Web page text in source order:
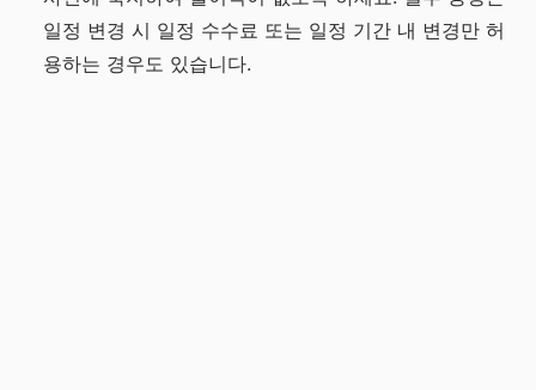
일정 변경 시 일정 수수료 또는 일정 기간 내 변경만 허
용하는 경우도 있습니다.